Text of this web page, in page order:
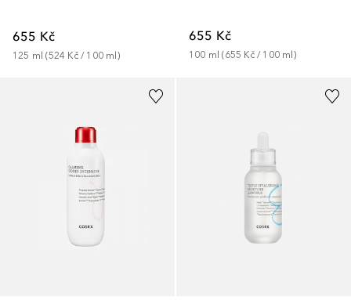
655 Kč
125 ml (524 Kč / 100 ml)
655 Kč
100 ml (655 Kč / 100 ml)